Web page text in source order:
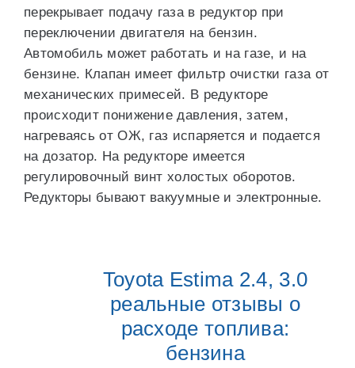
перекрывает подачу газа в редуктор при
переключении двигателя на бензин.
Автомобиль может работать и на газе, и на
бензине. Клапан имеет фильтр очистки газа от
механических примесей. В редукторе
происходит понижение давления, затем,
нагреваясь от ОЖ, газ испаряется и подается
на дозатор. На редукторе имеется
регулировочный винт холостых оборотов.
Редукторы бывают вакуумные и электронные.
Toyota Estima 2.4, 3.0
реальные отзывы о
расходе топлива:
бензина